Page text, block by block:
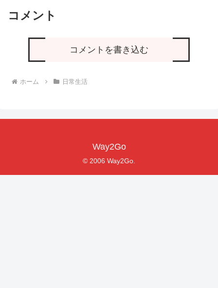
コメント
コメントを書き込む
ホーム 日常生活
Way2Go
© 2006 Way2Go.